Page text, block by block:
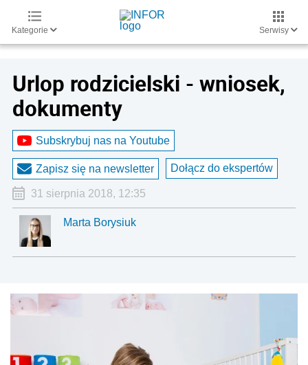
Kategorie Serwisy
Urlop rodzicielski - wniosek,
dokumenty
Subskrybuj nas na Youtube
Zapisz się na newsletter Dołącz do ekspertów
31 sierpnia 2018, 12:35
Marta Borysiuk